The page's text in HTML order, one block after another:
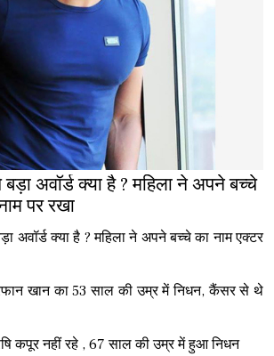
? महिला ने अपने बच्चे
पर रखा
अवॉर्ड क्या है ? महिला ने अपने बच्चे का नाम एक्टर
खान का 53 साल की उम्र में निधन, कैंसर से थे
कपूर नहीं रहे , 67 साल की उम्र में हुआ निधन